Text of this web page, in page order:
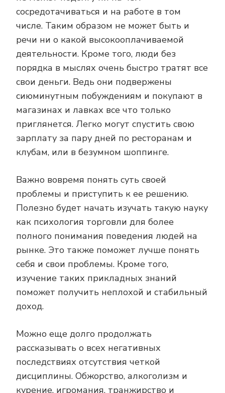
сосредотачиваться и на работе в том
числе. Таким образом не может быть и
речи ни о какой высокооплачиваемой
деятельности. Кроме того, люди без
порядка в мыслях очень быстро тратят все
свои деньги. Ведь они подвержены
сиюминутным побуждениям и покупают в
магазинах и лавках все что только
приглянется. Легко могут спустить свою
зарплату за пару дней по ресторанам и
клубам, или в безумном шоппинге.
Важно вовремя понять суть своей
проблемы и приступить к ее решению.
Полезно будет начать изучать такую науку
как психология торговли для более
полного понимания поведения людей на
рынке. Это также поможет лучше понять
себя и свои проблемы. Кроме того,
изучение таких прикладных знаний
поможет получить неплохой и стабильный
доход.
Можно еще долго продолжать
рассказывать о всех негативных
последствиях отсутствия четкой
дисциплины. Обжорство, алкоголизм и
курение, игромания, транжирство и